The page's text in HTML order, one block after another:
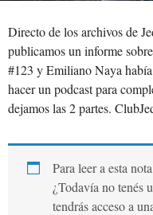
Directo de los archivos de
publicamos un informe
#123 y Emiliano Naya
hacer un podcast para
dejamos las 2 partes.
Para leer a esta
¿Todavía no tenés
tendrás acceso a